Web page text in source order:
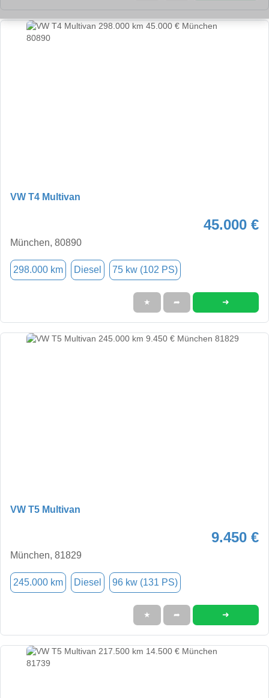
VW T4 Multivan
45.000 €
München, 80890
298.000 km Diesel 75 kw (102 PS)
★ ➦ ➜
VW T5 Multivan
9.450 €
München, 81829
245.000 km Diesel 96 kw (131 PS)
★ ➦ ➜